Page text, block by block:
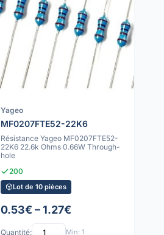
Yageo
MF0207FTE52-22K6
Résistance Yageo MF0207FTE52-
22K6 22.6k Ohms 0.66W Through-
hole
200
Lot de 10 pièces
0.53€ – 1.27€
Quantité: Min: 1